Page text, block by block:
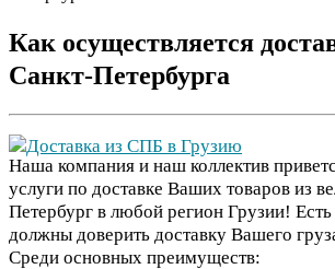
Как осуществляется
Санкт-Петербурга
Наша компания и наш коллектив
услуги по доставке Ваших товаров из
Петербург в любой регион Грузии!
должны доверить доставку Вашего
Среди основных преимуществ: